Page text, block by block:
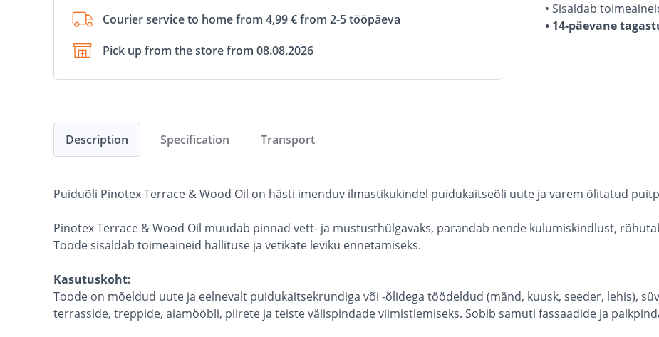
Courier service to home from 4,99 € from 2-5 tööpäeva
Pick up from the store from 08.08.2026
• Sisaldab
• 14-päevane
Description
Puiduõli Pinotex Terrace & Wood Oil on hästi imenduv ilmastikukindel puidukaitseõli uute ja varem õlitatud
Pinotex Terrace & Wood Oil muudab pinnad vett- ja mustusthülgavaks, parandab nende kulumiskindlust,
Toode sisaldab toimeaineid hallituse ja vetikate leviku ennetamiseks.
Kasutuskoht:
Toode on mõeldud uute ja eelnevalt puidukaitsekrundiga või -õlidega töödeldud (mänd, kuusk, seeder, lehis),
terrasside, treppide, aiamööbli, piirete ja teiste välispindade viimistlemiseks. Sobib samuti fassaadide ja
Specification Transport